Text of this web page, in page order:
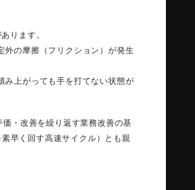
ります。
外の摩擦（フリクション）が発生
み上がっても手を打てない状態が
・改善を繰り返す業務改善の基
早く回す高速サイクル）とも親